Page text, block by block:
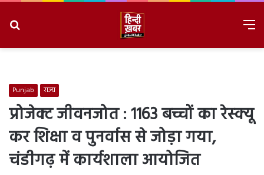
Punjab राज्य
प्रोजेक्ट जीवनजोत : 1163 बच्चों का रेस्क्यू
कर शिक्षा व पुनर्वास से जोड़ा गया,
चंडीगढ़ में कार्यशाला आयोजित